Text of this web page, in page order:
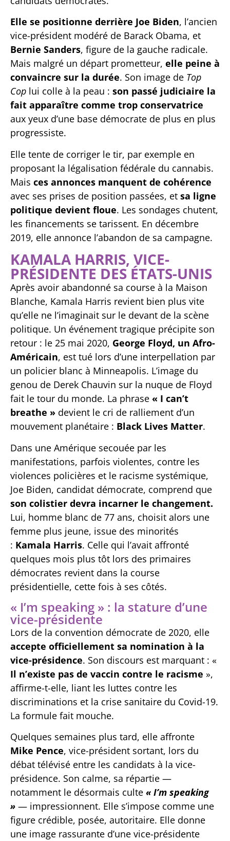
Elle se positionne derrière Joe Biden, l’ancien
vice-président modéré de Barack Obama, et
Bernie Sanders, figure de la gauche radicale.
Mais malgré un départ prometteur, elle peine à
convaincre sur la durée. Son image de Top
Cop lui colle à la peau : son passé judiciaire la
fait apparaître comme trop conservatrice
aux yeux d’une base démocrate de plus en plus
progressiste.
Elle tente de corriger le tir, par exemple en
proposant la légalisation fédérale du cannabis.
Mais ces annonces manquent de cohérence
avec ses prises de position passées, et sa ligne
politique devient floue. Les sondages chutent,
les financements se tarissent. En décembre
2019, elle annonce l’abandon de sa campagne.
KAMALA HARRIS, VICE-
PRÉSIDENTE DES ÉTATS-UNIS
Après avoir abandonné sa course à la Maison
Blanche, Kamala Harris revient bien plus vite
qu’elle ne l’imaginait sur le devant de la scène
politique. Un événement tragique précipite son
retour : le 25 mai 2020, George Floyd, un Afro-
Américain, est tué lors d’une interpellation par
un policier blanc à Minneapolis. L’image du
genou de Derek Chauvin sur la nuque de Floyd
fait le tour du monde. La phrase « I can’t
breathe » devient le cri de ralliement d’un
mouvement planétaire : Black Lives Matter.
Dans une Amérique secouée par les
manifestations, parfois violentes, contre les
violences policières et le racisme systémique,
Joe Biden, candidat démocrate, comprend que
son colistier devra incarner le changement.
Lui, homme blanc de 77 ans, choisit alors une
femme plus jeune, issue des minorités
: Kamala Harris. Celle qui l’avait affronté
quelques mois plus tôt lors des primaires
démocrates revient dans la course
présidentielle, cette fois à ses côtés.
« I’m speaking » : la stature d’une
vice-présidente
Lors de la convention démocrate de 2020, elle
accepte officiellement sa nomination à la
vice-présidence. Son discours est marquant : «
Il n’existe pas de vaccin contre le racisme »,
affirme-t-elle, liant les luttes contre les
discriminations et la crise sanitaire du Covid-19.
La formule fait mouche.
Quelques semaines plus tard, elle affronte
Mike Pence, vice-président sortant, lors du
débat télévisé entre les candidats à la vice-
présidence. Son calme, sa répartie —
notamment le désormais culte « I’m speaking
» — impressionnent. Elle s’impose comme une
figure crédible, posée, autoritaire. Elle donne
une image rassurante d’une vice-présidente